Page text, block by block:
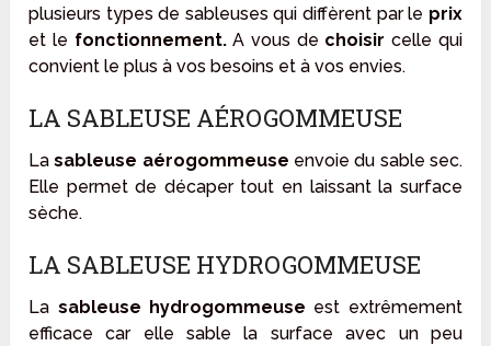
plusieurs types de sableuses qui diffèrent par le prix
et le fonctionnement.A vous de choisir celle qui
convient le plus à vos besoins et à vos envies.
LA SABLEUSE AÉROGOMMEUSE
Lasableuse aérogommeuse envoie du sable sec.
Elle permet de décaper tout en laissant la surface
sèche.
LA SABLEUSE HYDROGOMMEUSE
La sableuse hydrogommeuse est extrêmement
efficace car elle sable la surface avec un peu